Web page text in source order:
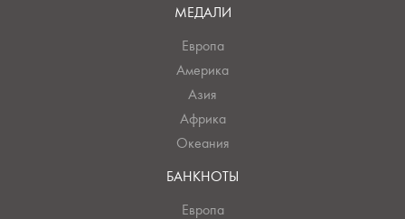
МЕДАЛИ
Европа
Америка
Азия
Африка
Океания
БАНКНОТЫ
Европа